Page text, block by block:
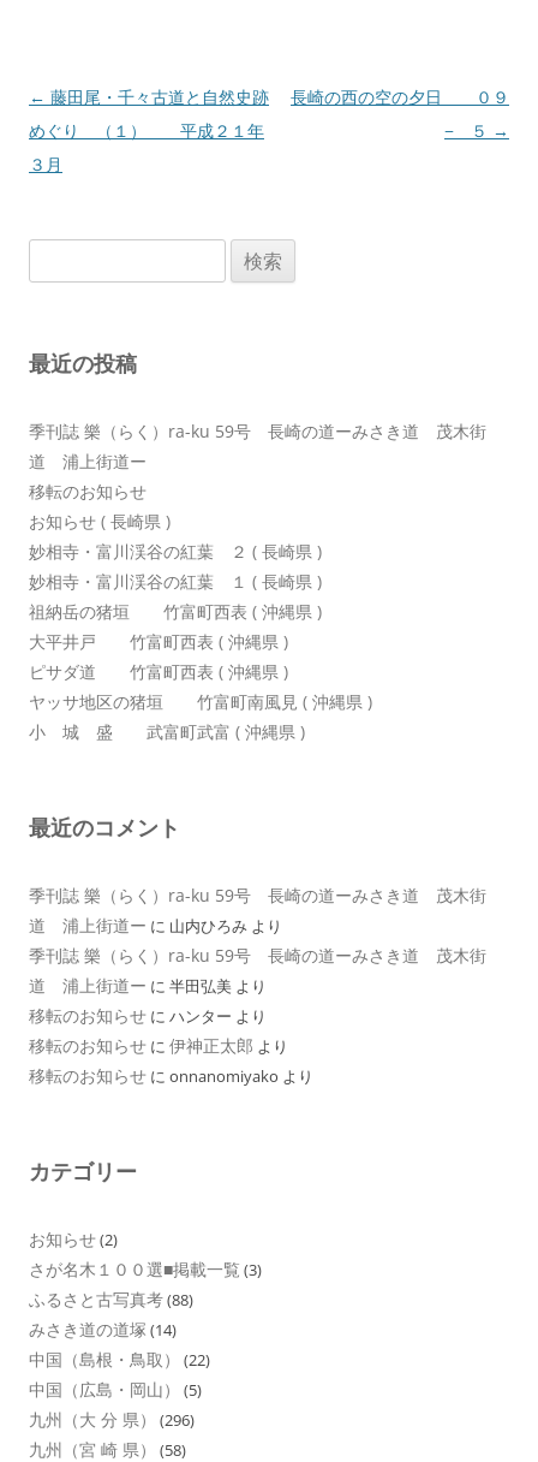
投
稿
ナ
ン
← 藤田尾・千々古道と自然史跡
めぐり （１） 平成２１年
３月
長崎の西の空の夕日 ０９
− ５ →
索:
最近の投稿
季刊誌 樂（らく）ra-ku 59号 長崎の道ーみさき道 茂木街
道 浦上街道ー
移転のお知らせ
お知らせ ( 長崎県 )
妙相寺・富川渓谷の紅葉 ２ ( 長崎県 )
妙相寺・富川渓谷の紅葉 １ ( 長崎県 )
祖納岳の猪垣 竹富町西表 ( 沖縄県 )
大平井戸 竹富町西表 ( 沖縄県 )
ピサダ道 竹富町西表 ( 沖縄県 )
ヤッサ地区の猪垣 竹富町南風見 ( 沖縄県 )
小 城 盛 武富町武富 ( 沖縄県 )
最近のコメント
季刊誌 樂（らく）ra-ku 59号 長崎の道ーみさき道 茂木街
道 浦上街道ー に 山内ひろみ より
季刊誌 樂（らく）ra-ku 59号 長崎の道ーみさき道 茂木街
道 浦上街道ー に 半田弘美 より
移転のお知らせ に ハンター より
移転のお知らせ に 伊神正太郎 より
移転のお知らせ に onnanomiyako より
カテゴリー
お知らせ(2)
さが名木１００選■掲載一覧 (3)
ふるさと古写真考(88)
みさき道の道塚 (14)
中国（島根・鳥取） (22)
中国（広島・岡山） (5)
九州（大 分 県） (296)
九州（宮 崎 県） (58)